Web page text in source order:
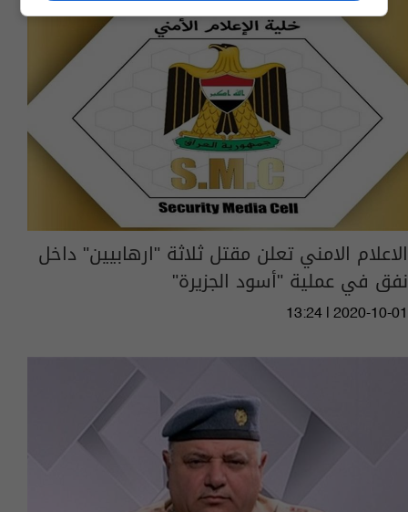
الاعلام الامني تعلن مقتل ثلاثة "ارهابيين" داخل
نفق في عملية "أسود الجزيرة"
13:24 | 2020-10-01